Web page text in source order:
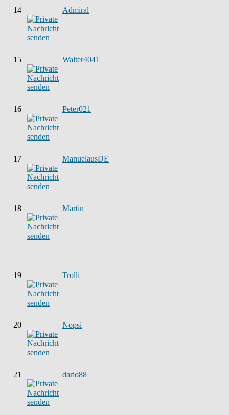
14 Admiral
15 Walter4041
16 Peter021
17 ManuelausDE
18 Martin
19 Trolli
20 Nopsi
21 dario88